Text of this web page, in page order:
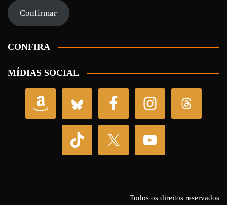
mail Confirmar
CONFIRA
MÍDIAS SOCIAL
Todos os direitos reservados